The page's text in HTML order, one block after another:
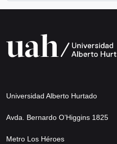
Universidad Alberto Hurtado
Avda. Bernardo O’Higgins 1825
Metro Los Héroes